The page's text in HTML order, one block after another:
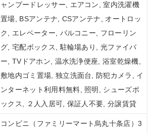
ャンプードレッサー, エアコン, 室内洗濯機
置場, BSアンテナ, CSアンテナ, オートロッ
ク, エレベーター, バルコニー, フローリン
グ, 宅配ボックス, 駐輪場あり, 光ファイバ
ー, TVドアホン, 温水洗浄便座, 浴室乾燥機,
敷地内ゴミ置場, 独立洗面台, 防犯カメラ, イ
ンターネット利用料無料, 照明, シューズボ
ックス, ２人入居可, 保証人不要, 分譲賃貸
コンビニ（ファミリーマート烏丸十条店）3